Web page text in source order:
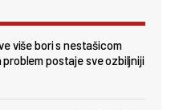
više bori s nestašicom
postaje sve ozbiljniji